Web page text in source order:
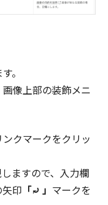
。
像上部の装飾メニ
クマークをクリッ
ますので、入力欄
印 「⤾ 」 マークを